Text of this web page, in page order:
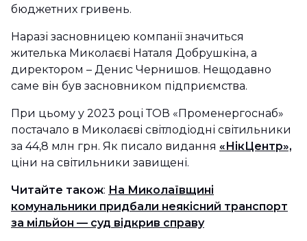
бюджетних гривень.
Наразі засновницею компанії значиться
жителька Миколаєві Наталя Добрушкіна, а
директором – Денис Чернишов. Нещодавно
саме він був засновником підприємства.
При цьому у 2023 році ТОВ «Променергоснаб»
постачало в Миколаєві світлодіодні світильники
за 44,8 млн грн. Як писало видання «НікЦентр»,
ціни на світильники завищені.
Читайте також: На Миколаївщині
комунальники придбали неякісний транспорт
за мільйон — суд відкрив справу